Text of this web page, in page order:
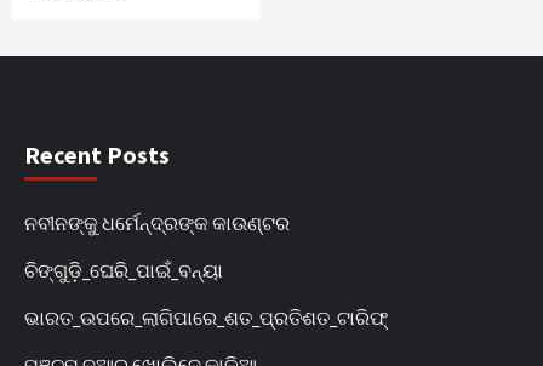
Recent Posts
ନବୀନଙ୍କୁ ଧର୍ମେନ୍ଦ୍ରଙ୍କ କାଉଣ୍ଟର
ଚିଙ୍ଗୁଡ଼ି_ଘେରି_ପାଇଁ_ବନ୍ୟା
ଭାରତ_ଉପରେ_ଲାଗିପାରେ_ଶତ_ପ୍ରତିଶତ_ଟାରିଫ୍